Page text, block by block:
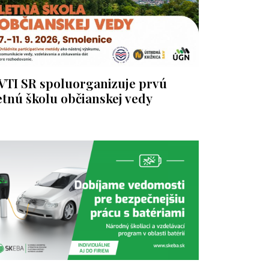
SR spoluorganizuje prvú
školu občianskej vedy